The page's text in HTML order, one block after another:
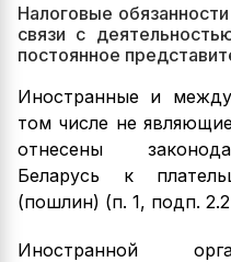
Налоговые
связи с
постоянное
Иностранные и
том числе не
отнесены
Беларусь к
(пошлин) (п. 1, подп.
Иностранной